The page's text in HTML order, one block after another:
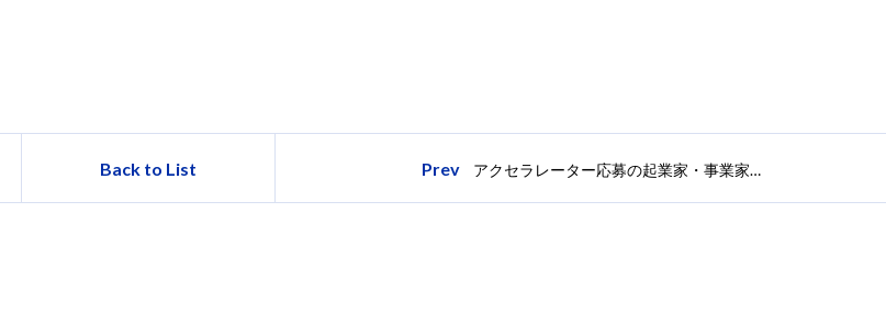
Back to List Prev アクセラレーター応募の起業家・事業家の集計レポートを01Boosterが公開